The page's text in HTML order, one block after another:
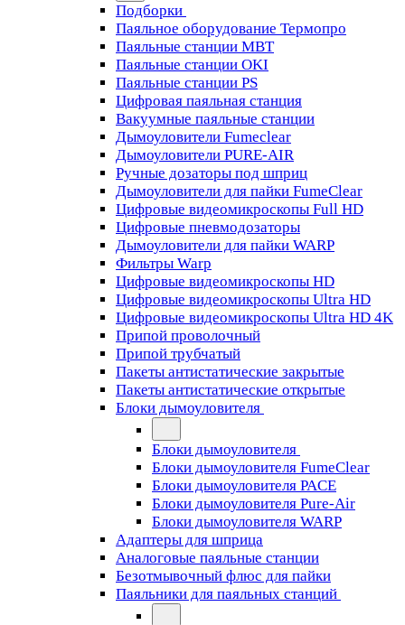
Подборки
Паяльное оборудование Термопро
Паяльные станции MBT
Паяльные станции OKI
Паяльные станции PS
Цифровая паяльная станция
Вакуумные паяльные станции
Дымоуловители Fumeclear
Дымоуловители PURE-AIR
Ручные дозаторы под шприц
Дымоуловители для пайки FumeClear
Цифровые видеомикроскопы Full HD
Цифровые пневмодозаторы
Дымоуловители для пайки WARP
Фильтры Warp
Цифровые видеомикроскопы HD
Цифровые видеомикроскопы Ultra HD
Цифровые видеомикроскопы Ultra HD 4K
Припой проволочный
Припой трубчатый
Пакеты антистатические закрытые
Пакеты антистатические открытые
Блоки дымоуловителя
Блоки дымоуловителя
Блоки дымоуловителя FumeClear
Блоки дымоуловителя PACE
Блоки дымоуловителя Pure-Air
Блоки дымоуловителя WARP
Адаптеры для шприца
Аналоговые паяльные станции
Безотмывочный флюс для пайки
Паяльники для паяльных станций